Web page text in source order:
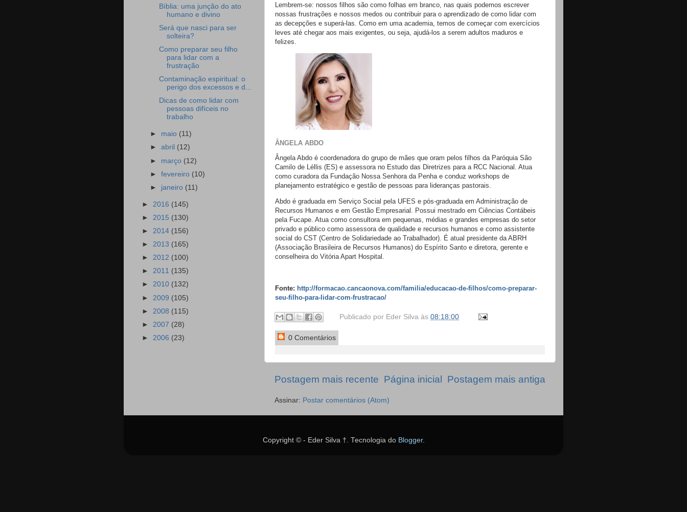
Lembrem-se: nossos filhos são como folhas em branco, nas quais podemos escrever
nossas frustrações e nossos medos ou contribuir para o aprendizado de como lidar com
as decepções e superá-las. Como em uma academia, temos de começar com exercícios
leves até chegar aos mais exigentes, ou seja, ajudá-los a serem adultos maduros e
felizes.
ÂNGELA ABDO
Ângela Abdo é coordenadora do grupo de mães que oram pelos filhos da Paróquia São
Camilo de Léllis (ES) e assessora no Estudo das Diretrizes para a RCC Nacional. Atua
como curadora da Fundação Nossa Senhora da Penha e conduz workshops de
planejamento estratégico e gestão de pessoas para lideranças pastorais.
Abdo é graduada em Serviço Social pela UFES e pós-graduada em Administração de
Recursos Humanos e em Gestão Empresarial. Possui mestrado em Ciências Contábeis
pela Fucape. Atua como consultora em pequenas, médias e grandes empresas do setor
privado e público como assessora de qualidade e recursos humanos e como assistente
social do CST (Centro de Solidariedade ao Trabalhador). É atual presidente da ABRH
(Associação Brasileira de Recursos Humanos) do Espírito Santo e diretora, gerente e
conselheira do Vitória Apart Hospital.
Fonte: http://formacao.cancaonova.com/familia/educacao-de-filhos/como-preparar-
seu-filho-para-lidar-com-frustracao/
Publicado por Eder Silva às 08:18:00
0 Comentários
Postagem mais recente Postagem mais antiga
Página inicial
Assinar: Postar comentários (Atom)
Bíblia: uma junção do ato
humano e divino
Será que nasci para ser
solteira?
Como preparar seu filho
para lidar com a
frustração
Contaminação espiritual: o
perigo dos excessos e d...
Dicas de como lidar com
pessoas difíceis no
trabalho
► maio (11)
►abril (12)
► março (12)
►fevereiro (10)
► janeiro (11)
► 2016 (145)
► 2015 (130)
► 2014 (156)
► 2013 (165)
► 2012 (100)
► 2011 (135)
► 2010 (132)
► 2009 (105)
► 2008 (115)
► 2007 (28)
► 2006 (23)
Copyright © - Eder Silva †. Tecnologia do Blogger.